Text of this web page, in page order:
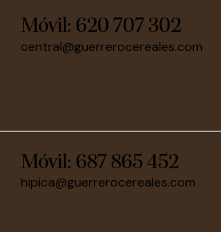
Móvil: 620 707 302
central@guerrerocereales.com
Móvil: 687 865 452
hipica@guerrerocereales.com